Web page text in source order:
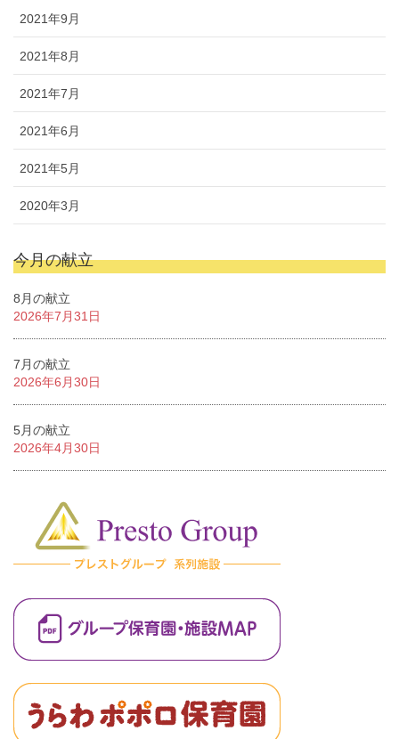
2021年9月
2021年8月
2021年7月
2021年6月
2021年5月
2020年3月
今月の献立
8月の献立
2026年7月31日
7月の献立
2026年6月30日
5月の献立
2026年4月30日